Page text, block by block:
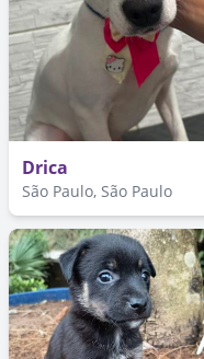
Drica
São Paulo, São Paulo